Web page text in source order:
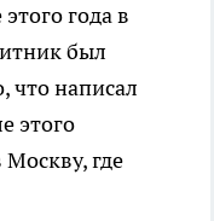
года в
был
что написал
этого
где